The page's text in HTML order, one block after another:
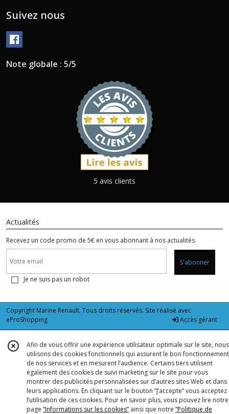
Suivez nous
Note globale : 5/5
5 avis clients
Actualités
Recevez un code promo de 5€ en vous abonnant à nos actualités.
S'abonner
Je ne suis pas un robot
Copyright Marine Renault. Tous droits réservés. Site réalisé avec
eProShopping
Accès gérant
Afin de vous offrir une expérience utilisateur optimale sur le site, nous
utilisons des cookies fonctionnels qui assurent le bon fonctionnement
de nos services et en mesurent l’audience. Certains tiers utilisent
également des cookies de suivi marketing sur le site pour vous
montrer des publicités personnalisées sur d’autres sites Web et dans
leurs applications. En cliquant sur le bouton “J’accepte” vous acceptez
l’utilisation de ces cookies. Pour en savoir plus, vous pouvez lire notre
page “Informations sur les cookies” ainsi que notre “Politique de